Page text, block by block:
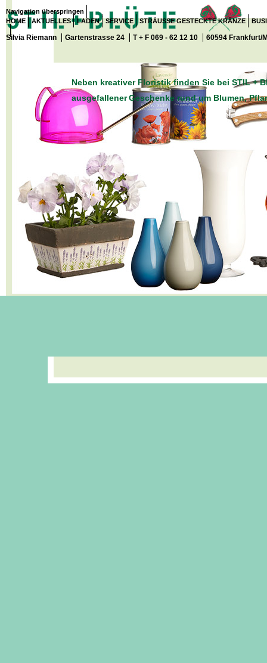
Silvia Riemann Gartenstrasse 24 T + F 069 - 62 12 10 60594 Frankfurt/
Neben kreativer Floristik finden Sie bei STIL +
ausgefallenerGeschenke rund um Blumen,
Navigation überspringen
HOME
AKTUELLES LADEN SERVICE STRÄUSSE GESTECKTE KRÄNZE